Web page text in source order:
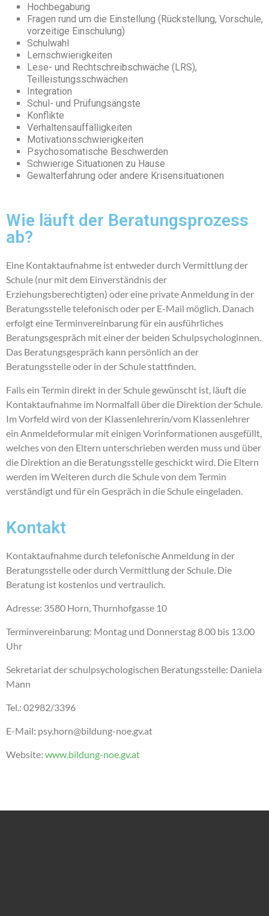
Hochbegabung
Fragen rund um die Einstellung (Rückstellung, Vorschule,
vorzeitige Einschulung)
Schulwahl
Lernschwierigkeiten
Lese- und Rechtschreibschwäche (LRS),
Teilleistungsschwächen
Integration
Schul- und Prüfungsängste
Konflikte
Verhaltensauffälligkeiten
Motivationsschwierigkeiten
Psychosomatische Beschwerden
Schwierige Situationen zu Hause
Gewalterfahrung oder andere Krisensituationen
Wie läuft der Beratungsprozess
ab?
Eine Kontaktaufnahme ist entweder durch Vermittlung der
Schule (nur mit dem Einverständnis der
Erziehungsberechtigten) oder eine private Anmeldung in der
Beratungsstelle telefonisch oder per E-Mail möglich. Danach
erfolgt eine Terminvereinbarung für ein ausführliches
Beratungsgespräch mit einer der beiden Schulpsychologinnen.
Das Beratungsgespräch kann persönlich an der
Beratungsstelle oder in der Schule stattfinden.
Falls ein Termin direkt in der Schule gewünscht ist, läuft die
Kontaktaufnahme im Normalfall über die Direktion der Schule.
Im Vorfeld wird von der Klassenlehrerin/vom Klassenlehrer
ein Anmeldeformular mit einigen Vorinformationen ausgefüllt,
welches von den Eltern unterschrieben werden muss und über
die Direktion an die Beratungsstelle geschickt wird. Die Eltern
werden im Weiteren durch die Schule von dem Termin
verständigt und für ein Gespräch in die Schule eingeladen.
Kontakt
Kontaktaufnahme durch telefonische Anmeldung in der
Beratungsstelle oder durch Vermittlung der Schule. Die
Beratung ist kostenlos und vertraulich.
Adresse: 3580 Horn, Thurnhofgasse 10
Terminvereinbarung: Montag und Donnerstag 8.00 bis 13.00
Uhr
Sekretariat der schulpsychologischen Beratungsstelle: Daniela
Mann
Tel.: 02982/3396
E-Mail: psy.horn@bildung-noe.gv.at
Website: www.bildung-noe.gv.at